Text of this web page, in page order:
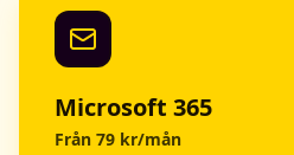
Microsoft 365
Från 79 kr/mån